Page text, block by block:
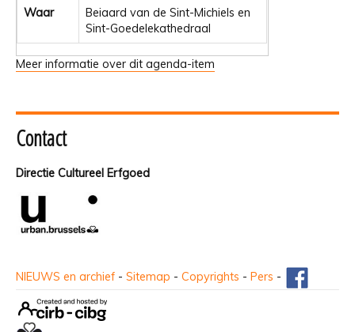
Waar
Beiaard van de Sint-Michiels en
Sint-Goedelekathedraal
Meer informatie over dit agenda-item
Contact
Directie Cultureel Erfgoed
NIEUWS en archief - Sitemap - Copyrights - Pers -